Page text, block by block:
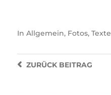
In Allgemein, Fotos, Texte
ZURÜCKBEITRAG